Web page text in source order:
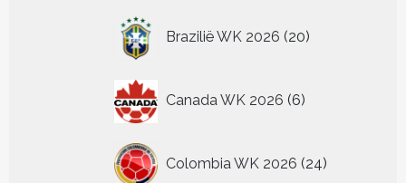
Brazilië WK 2026 20
producten
Canada WK 2026 6
producten
Colombia WK 2026 24
producten